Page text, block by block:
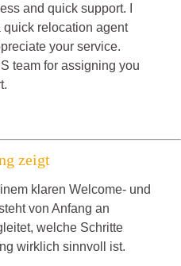
and quick support. I
quick relocation agent
your service.
team for assigning you
zeigt
klaren Welcome- und
von Anfang an
welche Schritte
wirklich sinnvoll ist.